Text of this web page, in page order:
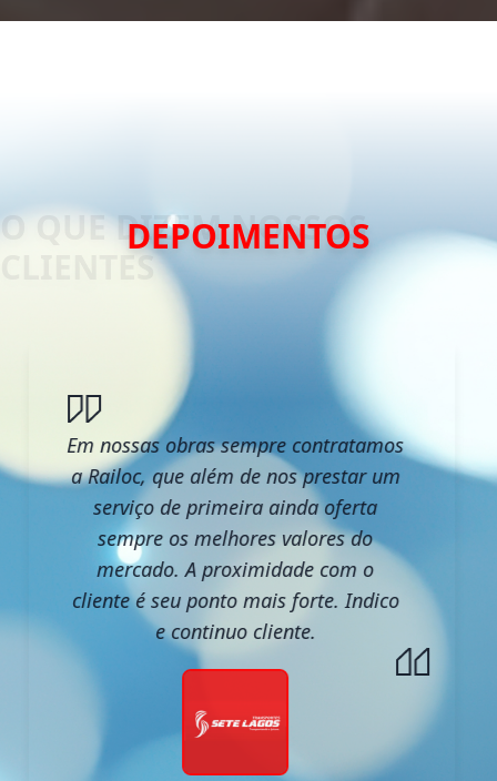
DEPOIMENTOS
Em nossas obras sempre contratamos
a Railoc, que além de nos prestar um
serviço de primeira ainda oferta
sempre os melhores valores do
mercado. A proximidade com o
cliente é seu ponto mais forte. Indico
e continuo cliente.